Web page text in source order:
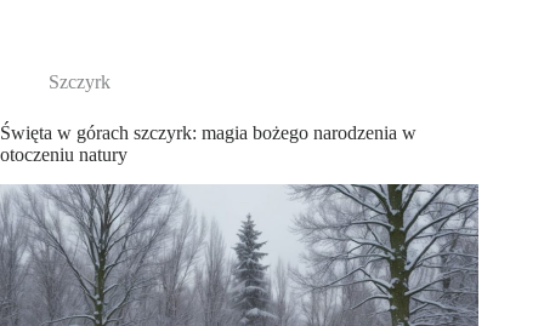
Szczyrk
Święta w górach szczyrk: magia bożego narodzenia w
otoczeniu natury